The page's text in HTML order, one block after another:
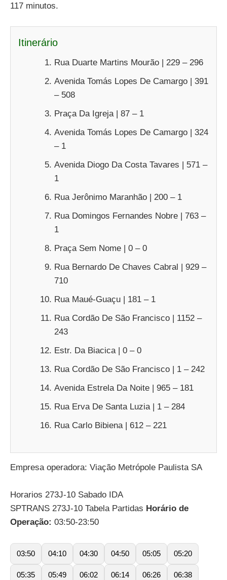
117 minutos.
Itinerário
Rua Duarte Martins Mourão | 229 – 296
Avenida Tomás Lopes De Camargo | 391
– 508
Praça Da Igreja | 87 – 1
Avenida Tomás Lopes De Camargo | 324
– 1
Avenida Diogo Da Costa Tavares | 571 –
1
Rua Jerônimo Maranhão | 200 – 1
Rua Domingos Fernandes Nobre | 763 –
1
Praça Sem Nome | 0 – 0
Rua Bernardo De Chaves Cabral | 929 –
710
Rua Maué-Guaçu | 181 – 1
Rua Cordão De São Francisco | 1152 –
243
Estr. Da Biacica | 0 – 0
Rua Cordão De São Francisco | 1 – 242
Avenida Estrela Da Noite | 965 – 181
Rua Erva De Santa Luzia | 1 – 284
Rua Carlo Bibiena | 612 – 221
Empresa operadora: Viação Metrópole Paulista SA
Horarios 273J-10 Sabado IDA
SPTRANS 273J-10 Tabela Partidas Horário de
Operação: 03:50-23:50
03:50 04:10 04:30 04:50 05:05 05:20
05:35 05:49 06:02 06:14 06:26 06:38